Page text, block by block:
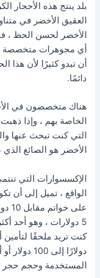
بلد ينتج هذه الأحجار
العقيق الأخضر في
الأخضر لحسن الحظ ،
أي مجوهرات متخصصة
أن تبدو كثيرًا لأن هذا
دائمًا.
هناك متخصصون في
الخاصة بهم ، وإذا
التي كنت تبحث عنها
الأخضر هو الصائغ
الإكسسوارات التي
الواقع ، تميل إلى أن
5 دولارات ، وهو أحد
دولارًا
المستخدمة وحجم حجر